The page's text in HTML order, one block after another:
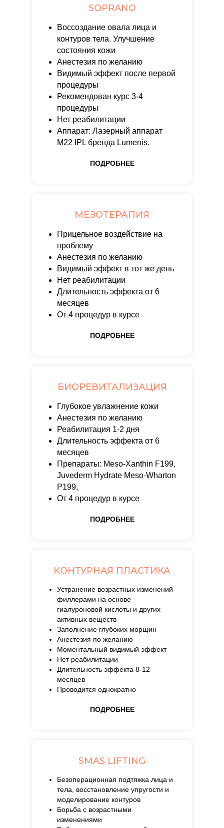
SOPRANO
Воссоздание овала лица и
контуров тела. Улучшение
состояния кожи
Анестезия по желанию
Видимый эффект после первой
процедуры
Рекомендован курс 3-4
процедуры
Нет реабилитации
Аппарат: Лазерный аппарат
М22 IPL бренда Lumenis.
ПОДРОБНЕЕ
МЕЗОТЕРАПИЯ
Прицельное воздействие на
проблему
Анестезия по желанию
Видимый эффект в тот же день
Нет реабилитации
Длительность эффекта от 6
месяцев
От 4 процедур в курсе
ПОДРОБНЕЕ
БИОРЕВИТАЛИЗАЦИЯ
Глубокое увлажнение кожи
Анестезия по желанию
Реабилитация 1-2 дня
Длительность эффекта от 6
месяцев
Препараты: Meso-Xanthin F199,
Juvederm Hydrate Meso-Wharton
P199,
От 4 процедур в курсе
ПОДРОБНЕЕ
КОНТУРНАЯ ПЛАСТИКА
Устранение возрастных изменений
филлерами на основе
гиалуроновой кислоты и других
активных веществ
Заполнение глубоких морщин
Анестезия по желанию
Моментальный видимый эффект
Нет реабилитации
Длительность эффекта 8-12
месяцев
Проводится однократно
ПОДРОБНЕЕ
SMAS LIFTING
Безоперационная подтяжка лица и
тела, восстановление упругости и
моделирование контуров
Борьба с возрастными
изменениями